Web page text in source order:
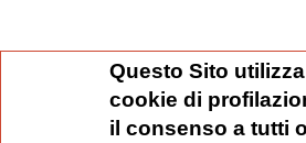
Questo Sito
cookie di
il consenso a tutti